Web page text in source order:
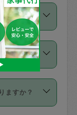
プロフィ
自の得意
てお仕事
のレビュ
依頼の際
登録に際
すか？
上限で
その場の
ご連絡く
て教えて
日程では
ることが
類がありま
ット契約
ンセル
はありま
用するこ
ジさんを
カジさ
？
んの同意
、タスカ
頼関係が
ますか？